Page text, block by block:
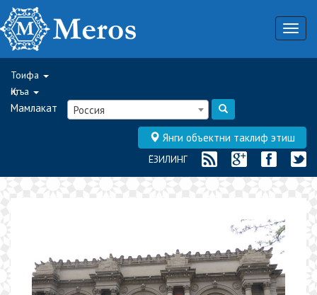
Тоифа
Қитъа
Мамлакат Россия
Янги объектни таклиф этиш
ЁЗИЛИНГ